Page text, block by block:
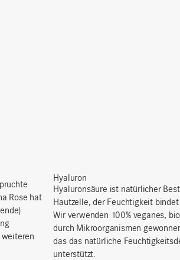
Rose hat
Hyaluron
Hyaluronsäure ist natürlicher
Hautzelle, der Feuchtigkeit
Wir verwenden 100% veganes,
durch Mikroorganismen
das das natürliche
unterstützt.